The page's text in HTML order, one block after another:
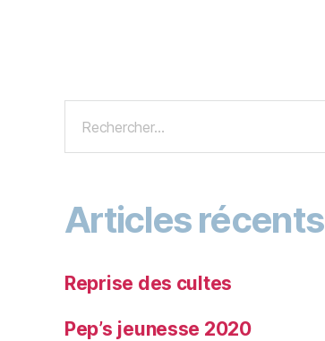
Articles récents
Reprise des cultes
Pep’s jeunesse 2020